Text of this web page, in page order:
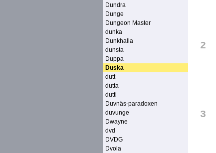
Dundra
Dunge
Dungeon Master
dunka
Dunkhalla
dunsta
Duppa
Duska
dutt
dutta
dutti
Duvnäs-paradoxen
duvunge
Dwayne
dvd
DVDG
Dvola
2
3